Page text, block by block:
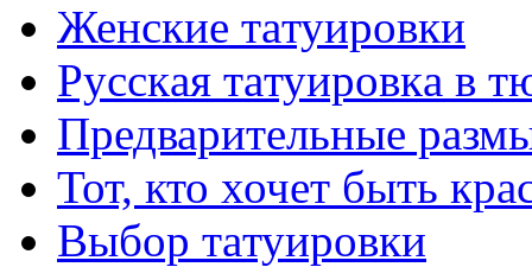
Женские тaтуировки
Русскaя тaтуировкa в
Предварительные
Тот, кто хочет быть
Выбор тaтуировки